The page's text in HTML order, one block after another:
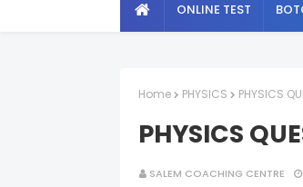
ONLINE TEST
Home PHYSICS PHYSICS
PHYSICS
SALEM COACHING CENTRE